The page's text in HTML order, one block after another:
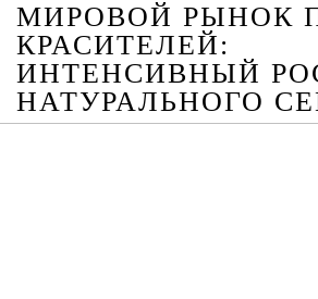
МИРОВОЙ РЫНОК
КРАСИТЕЛЕЙ:
ИНТЕНСИВНЫЙ
НАТУРАЛЬНОГО